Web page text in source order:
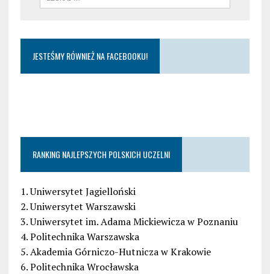
JESTEŚMY RÓWNIEŻ NA FACEBOOKU!
RANKING NAJLEPSZYCH POLSKICH UCZELNI
1. Uniwersytet Jagielloński
2. Uniwersytet Warszawski
3. Uniwersytet im. Adama Mickiewicza w Poznaniu
4. Politechnika Warszawska
5. Akademia Górniczo-Hutnicza w Krakowie
6. Politechnika Wrocławska